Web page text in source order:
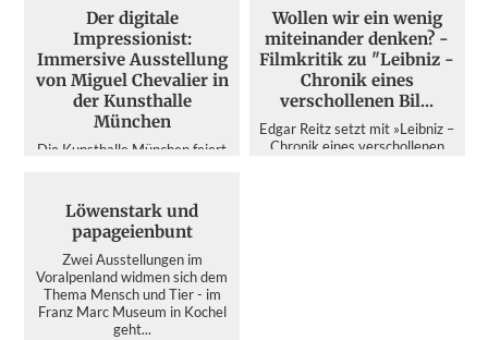
Der digitale
Impressionist:
Immersive Ausstellung
von Miguel Chevalier in
der Kunsthalle
München
Die Kunsthalle München feiert
interaktive Retrospekti...
Wollen wir ein wenig
miteinander denken? -
Filmkritik zu "Leibniz -
Chronik eines
verschollenen Bil...
Edgar Reitz setzt mit »Leibniz –
Chronik eines verschollenen
Löwenstark und
papageienbunt
Zwei Ausstellungen im
Voralpenland widmen sich dem
Thema Mensch und Tier - im
Franz Marc Museum in Kochel
geht...
zugänglich anzubieten. Gleichzeitig wollen
wir unsere AutorInnen angemessen
bezahlen. Das geht, wenn Sie mitmachen.
Unterstützen Sie das Münchner Feuilleton
mit einem selbstgewählten Betrag, fördern
Sie den unabhängigen Kulturjournalismus!